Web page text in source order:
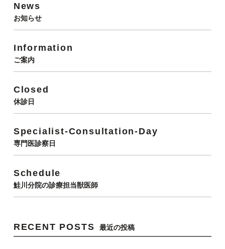
News
お知らせ
Information
ご案内
Closed
休診日
Specialist-Consultation-Day
専門医診察日
Schedule
鮭川分院の診療担当獣医師
RECENT POSTS 最近の投稿